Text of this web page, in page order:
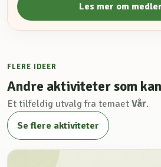
Les mer om
FLERE IDEER
Andre aktiviteter som
Et tilfeldig utvalg fra temaet Vår.
Se flere aktiviteter